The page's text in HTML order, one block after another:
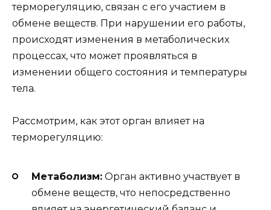
терморегуляцию, связан с его участием в
обмене веществ. При нарушении его работы,
происходят изменения в метаболических
процессах, что может проявляться в
изменении общего состояния и температуры
тела.
Рассмотрим, как этот орган влияет на
терморегуляцию:
Метаболизм: Орган активно участвует в
обмене веществ, что непосредственно